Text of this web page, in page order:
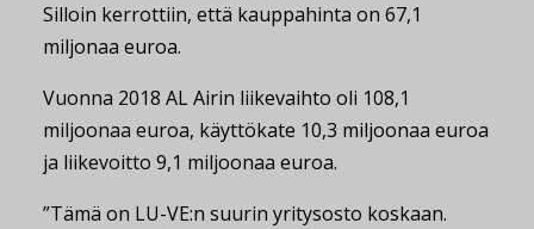
Silloin kerrottiin, että kauppahinta on 67,1
miljonaa euroa.
Vuonna 2018 AL Airin liikevaihto oli 108,1
miljoonaa euroa, käyttökate 10,3 miljoonaa euroa
ja liikevoitto 9,1 miljoonaa euroa.
”Tämä on LU-VE:n suurin yritysosto koskaan.